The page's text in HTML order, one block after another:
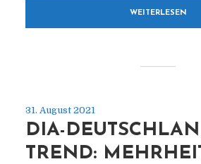
WEITERLESEN
31. August 2021
DIA-
TREND: